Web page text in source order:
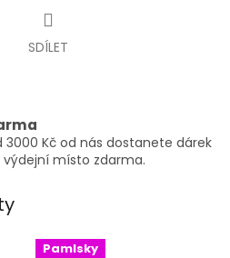
SDÍLET
3000 Kč od nás dostanete dárek
místo zdarma.
Pamlsky